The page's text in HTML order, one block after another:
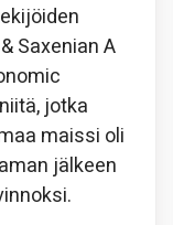
Saxenian A
jotka
maissi oli
jälkeen